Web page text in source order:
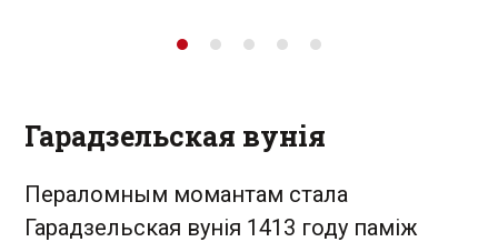
Гарадзельская вунія
Пераломным момантам стала
Гарадзельская вунія 1413 году паміж